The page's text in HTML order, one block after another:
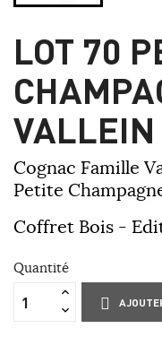
LOT 70
VALLEIN
Cognac Famille
Petite
Coffret Bois -
Quantité